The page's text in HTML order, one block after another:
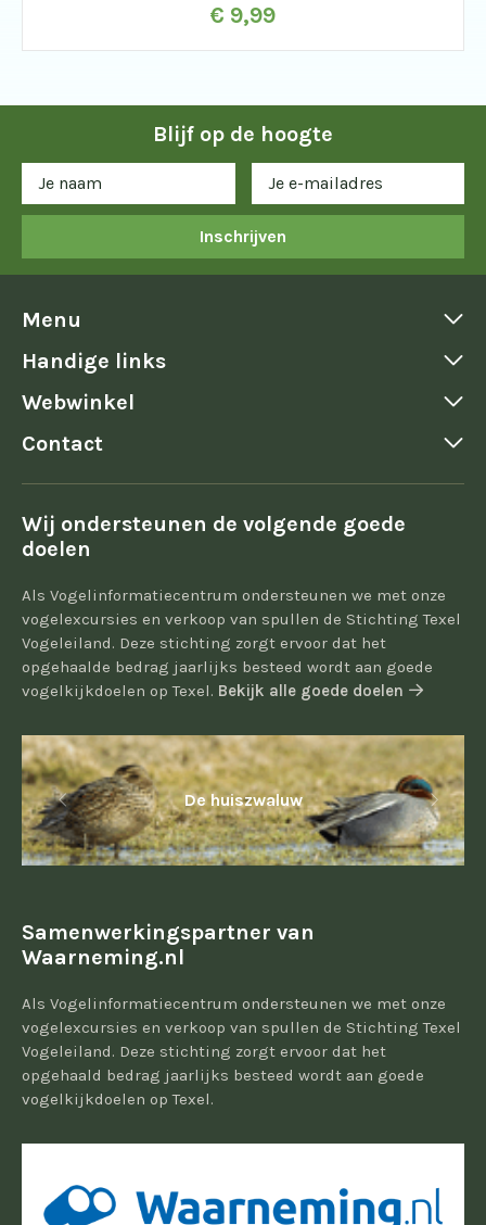
€ 9,99
Blijf op de hoogte
Inschrijven
Menu
Handige links
Webwinkel
Contact
Wij ondersteunen de volgende goede
doelen
Als Vogelinformatiecentrum ondersteunen we met onze
vogelexcursies en verkoop van spullen de Stichting Texel
Vogeleiland. Deze stichting zorgt ervoor dat het
opgehaalde bedrag jaarlijks besteed wordt aan goede
vogelkijkdoelen op Texel. Bekijk alle goede doelen
De huiszwaluw
Samenwerkingspartner van
Waarneming.nl
Als Vogelinformatiecentrum ondersteunen we met onze
vogelexcursies en verkoop van spullen de Stichting Texel
Vogeleiland. Deze stichting zorgt ervoor dat het
opgehaald bedrag jaarlijks besteed wordt aan goede
vogelkijkdoelen op Texel.